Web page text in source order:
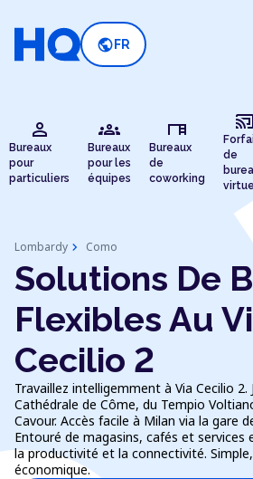
public FR
person
Bureaux
pour
particuliers
groups
Bureaux
pour les
équipes
desk
Bureaux
de
coworking
cast_connected
de
Lombardy chevron_right Como
Solutions De
Flexibles Au
Cecilio 2
Travaillez intelligemment à Via Cecilio
Cathédrale de Côme, du Tempio
Cavour. Accès facile à Milan via la gare
Entouré de magasins, cafés et services
la productivité et la connectivité.
économique.